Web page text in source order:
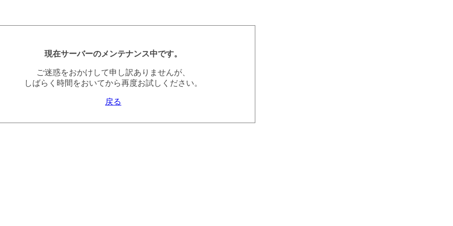
現在サーバーのメンテナンス中です。
ご迷惑をおかけして申し訳ありませんが、
しばらく時間をおいてから再度お試しください。
戻る